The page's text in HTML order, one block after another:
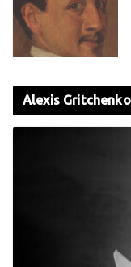
Alexis Gritchenko